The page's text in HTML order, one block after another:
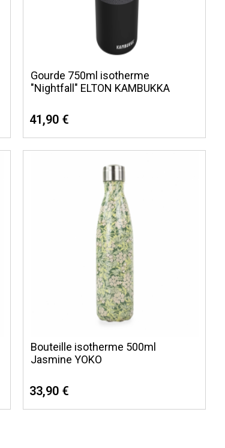
Gourde 750ml isotherme
"Nightfall" ELTON KAMBUKKA
41,90 €
Bouteille isotherme 500ml
Jasmine YOKO
33,90 €